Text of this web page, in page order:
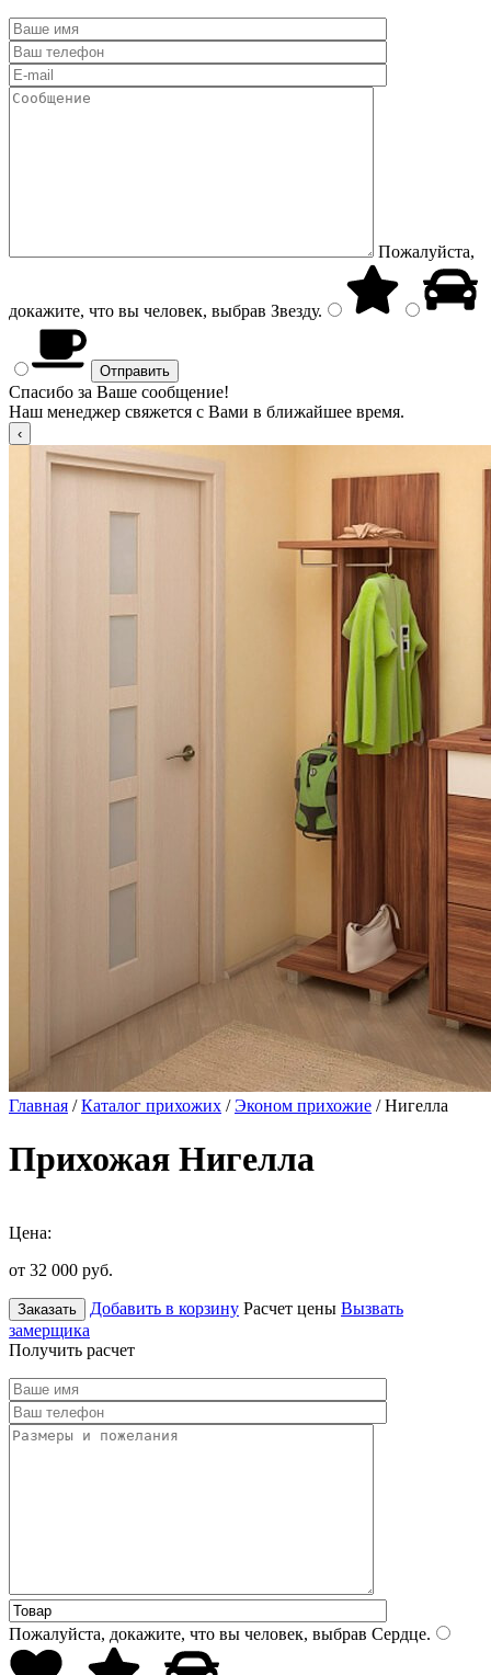
Пожалуйста,
докажите, что вы человек, выбрав Звезду.
Спасибо за Ваше сообщение!
Наш менеджер свяжется с Вами в ближайшее время.
Главная /Каталог прихожих /Эконом прихожие / Нигелла
Прихожая Нигелла
Цена:
от 32 000 руб.
Заказать Добавить в корзину Расчет цены Вызвать
замерщика
Получить расчет
Пожалуйста, докажите, что вы человек, выбрав Сердце.